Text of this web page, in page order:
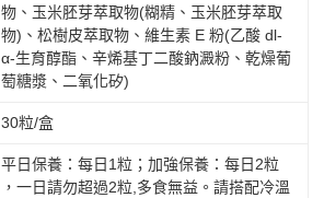
物、玉米胚芽萃取物(糊精、玉米胚芽萃取
物)、松樹皮萃取物、維生素 E 粉(乙酸 dl-
α-生育醇酯、辛烯基丁二酸鈉澱粉、乾燥葡
萄糖漿、二氧化矽)
30粒/盒
平日保養：每日1粒；加強保養：每日2粒
，一日請勿超過2粒,多食無益。請搭配冷溫